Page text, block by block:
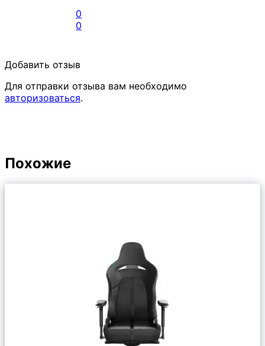
0
0
Добавить отзыв
Для отправки отзыва вам необходимо
авторизоваться.
Похожие